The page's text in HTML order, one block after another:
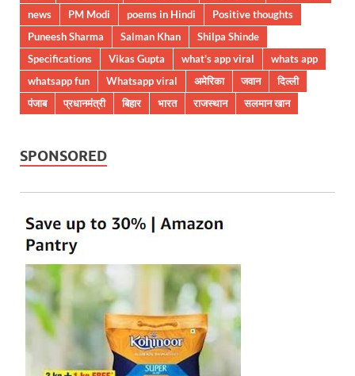
news
PM Modi poems in Hindi
Positive thoughts
Puneesh Sharma
Salman Khan
Shilpa Shinde
Specifications
Vikas Gupta what's app viral
whats app
whatsapp fun
Whatsapp viral अमेरिका जवान
दिल्ली
पंजाब
प्रधानमंत्री बिहार भारत राजस्थान सलमान खान
SPONSORED